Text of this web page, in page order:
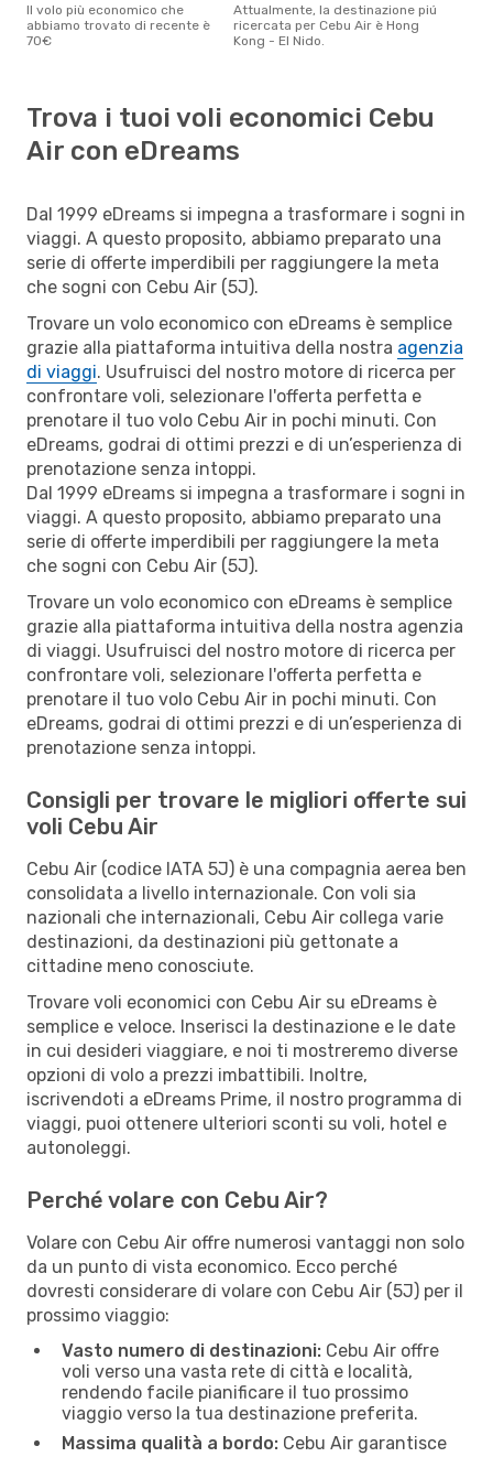
Il volo più economico che
abbiamo trovato di recente è
70€
Attualmente, la destinazione piú
ricercata per Cebu Air è Hong
Kong - El Nido.
Trova i tuoi voli economici Cebu
Air con eDreams
Dal 1999 eDreams si impegna a trasformare i sogni in
viaggi. A questo proposito, abbiamo preparato una
serie di offerte imperdibili per raggiungere la meta
che sogni con Cebu Air (5J).
Trovare un volo economico con eDreams è semplice
grazie alla piattaforma intuitiva della nostra agenzia
di viaggi. Usufruisci del nostro motore di ricerca per
confrontare voli, selezionare l'offerta perfetta e
prenotare il tuo volo Cebu Air in pochi minuti. Con
eDreams, godrai di ottimi prezzi e di un’esperienza di
prenotazione senza intoppi.
Dal 1999 eDreams si impegna a trasformare i sogni in
viaggi. A questo proposito, abbiamo preparato una
serie di offerte imperdibili per raggiungere la meta
che sogni con Cebu Air (5J).
Trovare un volo economico con eDreams è semplice
grazie alla piattaforma intuitiva della nostra agenzia
di viaggi. Usufruisci del nostro motore di ricerca per
confrontare voli, selezionare l'offerta perfetta e
prenotare il tuo volo Cebu Air in pochi minuti. Con
eDreams, godrai di ottimi prezzi e di un’esperienza di
prenotazione senza intoppi.
Consigli per trovare le migliori offerte sui
voli Cebu Air
Cebu Air (codice IATA 5J) è una compagnia aerea ben
consolidata a livello internazionale. Con voli sia
nazionali che internazionali, Cebu Air collega varie
destinazioni, da destinazioni più gettonate a
cittadine meno conosciute.
Trovare voli economici con Cebu Air su eDreams è
semplice e veloce. Inserisci la destinazione e le date
in cui desideri viaggiare, e noi ti mostreremo diverse
opzioni di volo a prezzi imbattibili. Inoltre,
iscrivendoti a eDreams Prime, il nostro programma di
viaggi, puoi ottenere ulteriori sconti su voli, hotel e
autonoleggi.
Perché volare con Cebu Air?
Volare con Cebu Air offre numerosi vantaggi non solo
da un punto di vista economico. Ecco perché
dovresti considerare di volare con Cebu Air (5J) per il
prossimo viaggio:
Vasto numero di destinazioni: Cebu Air offre
voli verso una vasta rete di città e località,
rendendo facile pianificare il tuo prossimo
viaggio verso la tua destinazione preferita.
Massima qualità a bordo: Cebu Air garantisce